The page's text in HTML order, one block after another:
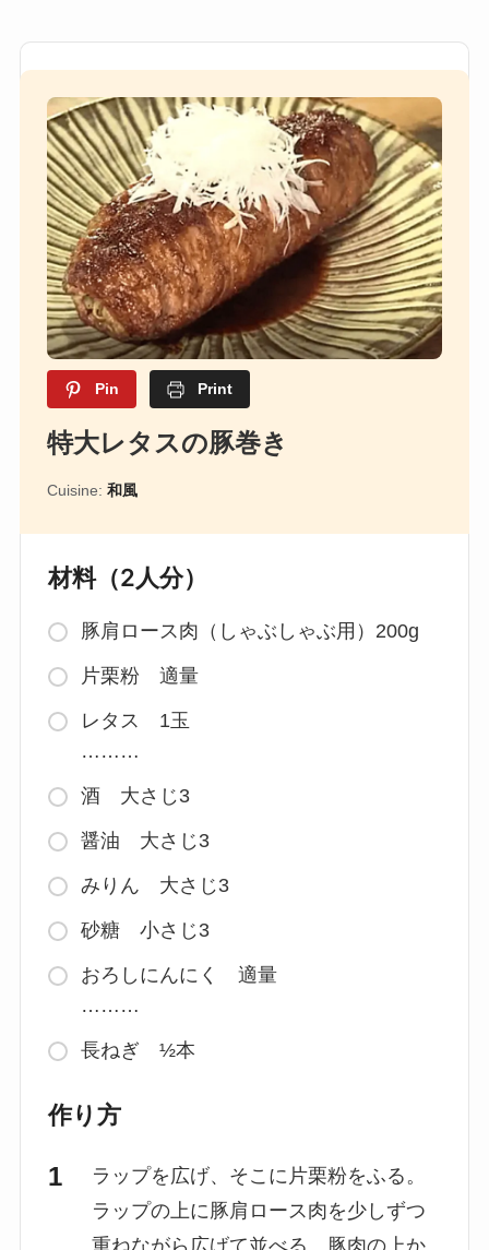
Pin Print
特大レタスの豚巻き
Cuisine: 和風
材料（2人分）
豚肩ロース肉（しゃぶしゃぶ用）200g
片栗粉 適量
レタス 1玉
………
酒 大さじ3
醤油 大さじ3
みりん 大さじ3
砂糖 小さじ3
おろしにんにく 適量
………
長ねぎ ½本
作り方
ラップを広げ、そこに片栗粉をふる。
ラップの上に豚肩ロース肉を少しずつ
重ねながら広げて並べる。豚肉の上か